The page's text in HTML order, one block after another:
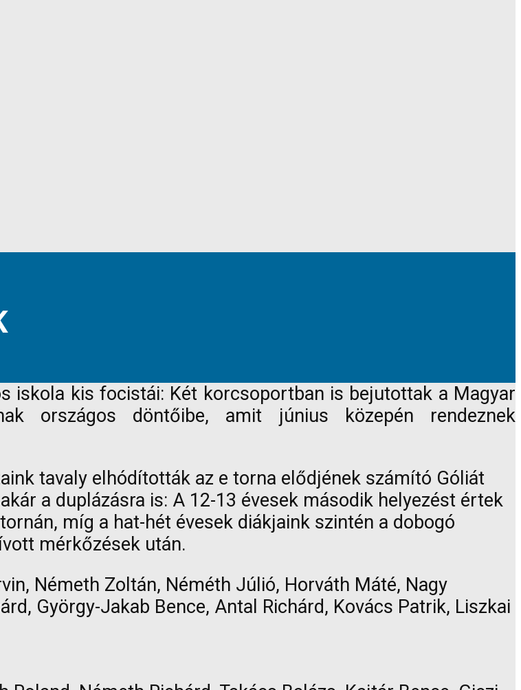
iskola kis focistái: Két korcsoportban is bejutottak a Magyar
országos döntőibe, amit június közepén rendeznek
tavaly elhódították az e torna elődjének számító Góliát
a duplázásra is: A 12-13 évesek második helyezést értek
míg a hat-hét évesek diákjaink szintén a dobogó
mérkőzések után.
Németh Zoltán, Néméth Júlió, Horváth Máté, Nagy
György-Jakab Bence, Antal Richárd, Kovács Patrik, Liszkai